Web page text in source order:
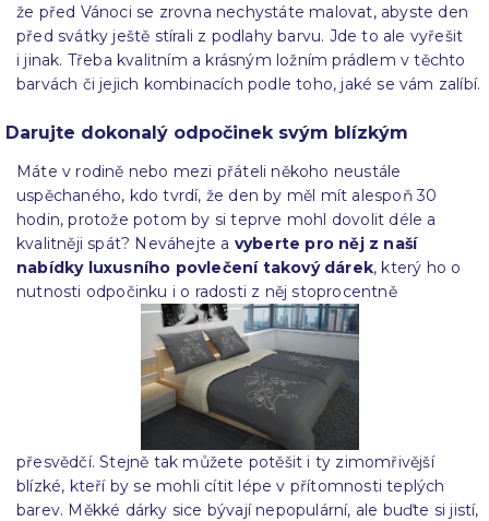
že před Vánoci se zrovna nechystáte malovat, abyste den
před svátky ještě stírali z podlahy barvu. Jde to ale vyřešit
i jinak. Třeba kvalitním a krásným ložním prádlem v těchto
barvách či jejich kombinacích podle toho, jaké se vám zalíbí.
Darujte dokonalý odpočinek svým blízkým
Máte v rodině nebo mezi přáteli někoho neustále
uspěchaného, kdo tvrdí, že den by měl mít alespoň 30
hodin, protože potom by si teprve mohl dovolit déle a
kvalitněji spát? Neváhejte a vyberte pro něj z naší
nabídky luxusního povlečení takový dárek, který ho o
nutnosti odpočinku i o radosti z něj stoprocentně
přesvědčí. Stejně tak můžete potěšit i ty zimomřivější
blízké, kteří by se mohli cítit lépe v přítomnosti teplých
barev. Měkké dárky sice bývají nepopulární, ale buďte si jistí,